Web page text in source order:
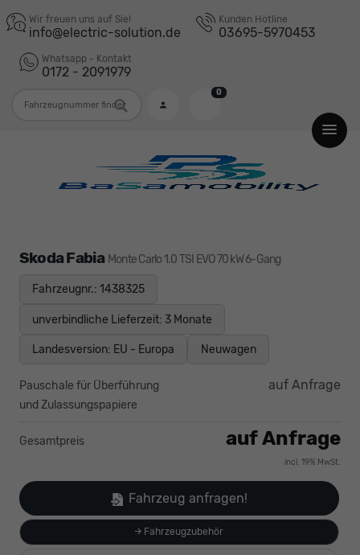
Wir freuen uns auf Sie!
info@electric-solution.de
Kunden Hotline
03695-5970453
Whatsapp - Kontakt
0172 - 2091979
0
Skoda Fabia Monte Carlo 1.0 TSI EVO 70 kW 6-Gang
Fahrzeugnr.: 1438325
unverbindliche Lieferzeit: 3 Monate
Landesversion: EU - Europa Neuwagen
Pauschale für Überführung
und Zulassungspapiere
auf Anfrage
Gesamtpreis auf Anfrage
incl. 19% MwSt.
Fahrzeugzubehör
Fahrzeug anfragen!